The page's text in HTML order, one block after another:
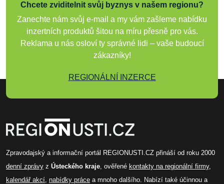
Chcete zviditelnit svůj byznys v našem regionu?
Zanechte nám svůj e-mail a my vám zašleme nabídku
inzertních produktů šitou na míru přesně pro vás.
Reklama u nás osloví ty správné lidi – vaše budoucí
zákazníky!
REGIONÁLNÍ INZERCE
Zpravodajský a informační portál REGIONUSTI.CZ přináší od roku 2000
denní zprávy z Ústeckého kraje, ověřené kontakty na regionální firmy,
kalendář akcí, nabídky práce a mnoho dalšího. Nabízí také účinnou a